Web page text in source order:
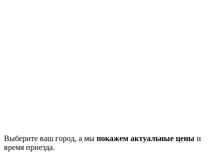
Выберите ваш город, а мы покажем актуальные цены и
время приезда.